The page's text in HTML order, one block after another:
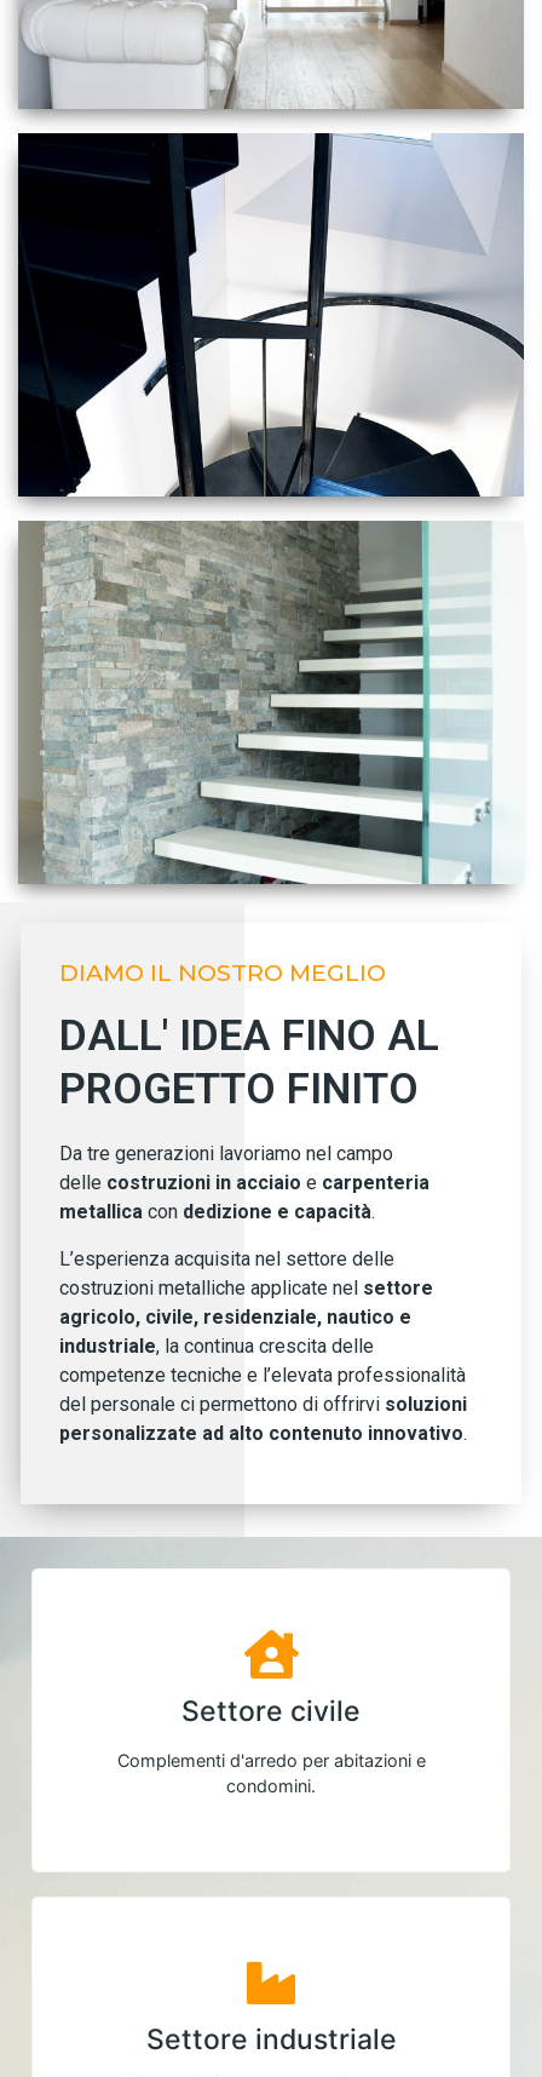
DIAMO IL NOSTRO MEGLIO
DALL' IDEA FINO AL
PROGETTO FINITO
Da tre generazioni lavoriamo nel campo
delle costruzioni in acciaio e carpenteria
metallica con dedizione e capacità.
L’esperienza acquisita nel settore delle
costruzioni metalliche applicate nel settore
agricolo, civile, residenziale, nautico e
industriale, la continua crescita delle
competenze tecniche e l’elevata professionalità
del personale ci permettono di offrirvi soluzioni
personalizzate ad alto contenuto innovativo.
Settore civile
Complementi d'arredo per abitazioni e
condomini.
Settore industriale